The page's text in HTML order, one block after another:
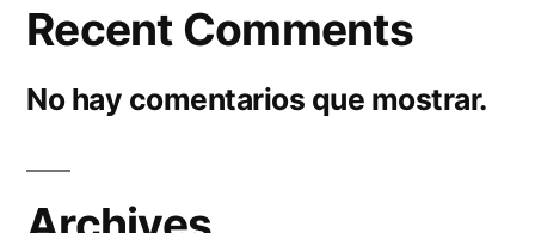
Recent Comments
No hay comentarios que mostrar.